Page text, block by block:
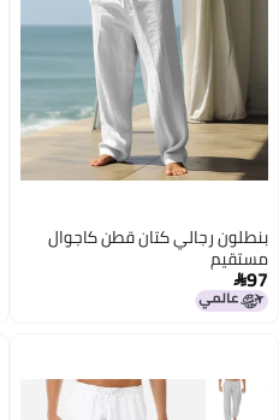
بنطلون رجالي كتان قطن كاجوال
مستقيم
97